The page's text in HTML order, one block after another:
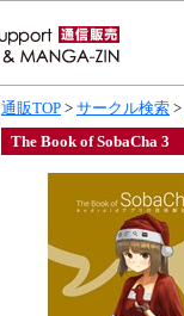
通販TOP > サークル検索 >
The Book of SobaCha 3